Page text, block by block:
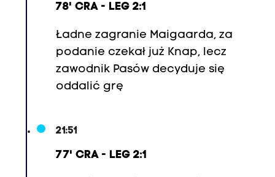
78' CRA - LEG 2:1
Ładne zagranie Maigaarda, za
podanie czekał już Knap, lecz
zawodnik Pasów decyduje się
oddalić grę
21:51
77' CRA - LEG 2:1